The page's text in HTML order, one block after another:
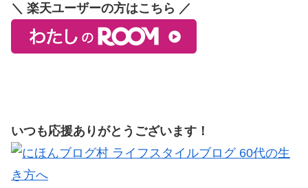
＼ 楽天ユーザーの方はこちら ／
いつも応援ありがとうございます！